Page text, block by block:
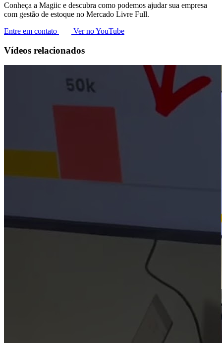
Conheça a Magiic e descubra como podemos ajudar sua empresa
com gestão de estoque no Mercado Livre Full.
Entre em contato
Ver no YouTube
Vídeos relacionados